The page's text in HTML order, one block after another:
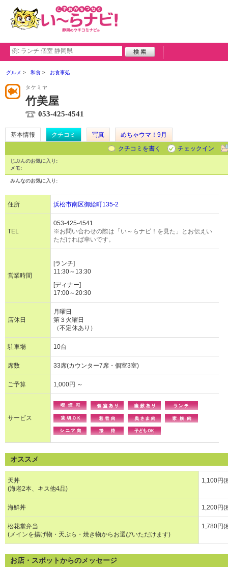
グルメ 和食 お食事処
タケミヤ
竹美屋
053-425-4541
基本情報 クチコミ 写真
めちゃウマ！9月
クチコミを書く
チェックイン
じぶんのお気に入り:
メモ:
みんなのお気に入り:
住所 浜松市南区御給町135-2
TEL
053-425-4541
※お問い合わせの際は「い～らナビ！を見た」とお伝えい
ただければ幸いです。
営業時間
[ランチ]
11:30～13:30
[ディナー]
17:00～20:30
店休日
月曜日
第３火曜日
（不定休あり）
駐車場 10台
席数 33席(カウンター7席・個室3室)
ご予算 1,000円 ～
サービス
オススメ
天丼
(海老2本、キス他4品)
1,100円(
海鮮丼 1,200円(
松花堂弁当
(メインを揚げ物・天ぷら・焼き物からお選びいただけます)
1,780円(
お店・スポットからのメッセージ